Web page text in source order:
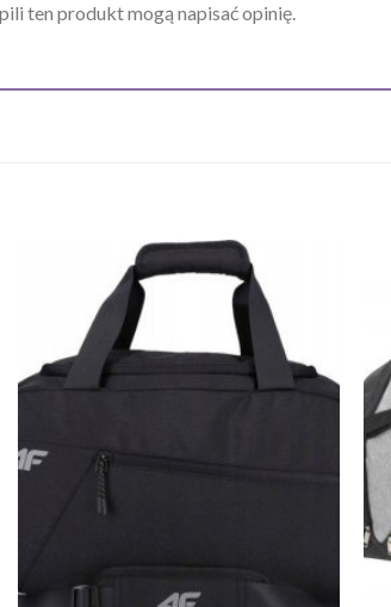
ten produkt mogą napisać opinię.